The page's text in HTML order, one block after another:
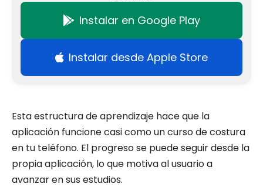
Instalar en Google Play
Instalar desde Apple Store
Esta estructura de aprendizaje hace que la
aplicación funcione casi como un curso de costura
en tu teléfono. El progreso se puede seguir desde la
propia aplicación, lo que motiva al usuario a
avanzar en sus estudios.